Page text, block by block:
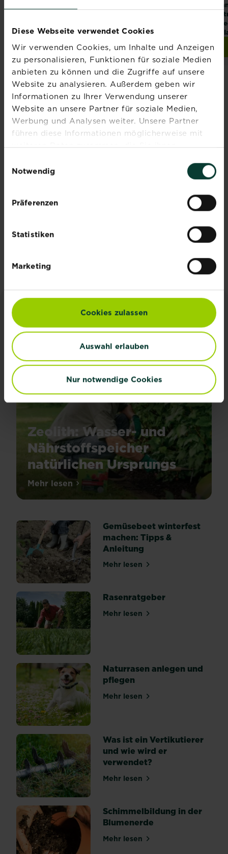
Diese Webseite verwendet Cookies
Wir verwenden Cookies, um Inhalte und Anzeigen
zu personalisieren, Funktionen für soziale Medien
anbieten zu können und die Zugriffe auf unsere
Website zu analysieren. Außerdem geben wir
Informationen zu Ihrer Verwendung unserer
Website an unsere Partner für soziale Medien,
Werbung und Analysen weiter. Unsere Partner
führen diese Informationen möglicherweise mit
weiteren Daten zusammen, die Sie ihnen
Nutzung der Dienste gesammelt haben.
Notwendig
Präferenzen
Statistiken
Marketing
Cookies zulassen
Auswahl erlauben
Nur notwendige Cookies
Jetzt kaufenSubstral® Naturen® Langzeitdünger Koniferen, Hecken
Azaleen 1,2 kg
Jetzt kaufenSubstral® Naturen®
Abonniere jetzt
den Liebe deinen
Melde dich jetzt zu unserem
INSPIRATION & RATGEBER
Alle Artikel entdecken
Zeolith: Wasser- und
Nährstoffspeicher
natürlichen Ursprungs
Unserere
Naturen®
enthalten
Zeolith
–
ein
Mineral
natürlichen
Ursprungs,
welches
zum
Beispiel
in
vulkanischem
zu
finden
ist.
Durch
seine
Schwamm-
ähnliche...
Mehr lesenüber Zeolith: Wasser- und
Gemüsebeet winterfest
machen: Tipps &
Anleitung
Mehr lesenüber Gemüsebeet
Rasenratgeber
Mehr lesenüber Rasenratgeber
Naturrasen anlegen und
pflegen
Mehr lesenüber Naturrasen anlegen
Was ist ein Vertikutierer
und wie wird er
verwendet?
Mehr lesenüber Was ist ein
Schimmelbildung in der
Blumenerde
Mehr lesenüber Schimmelbildung in